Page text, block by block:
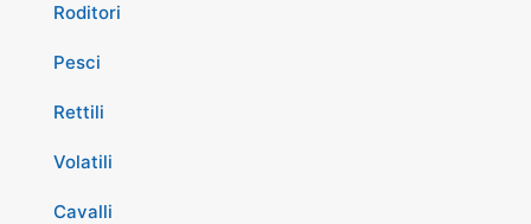
Roditori
Pesci
Rettili
Volatili
Cavalli